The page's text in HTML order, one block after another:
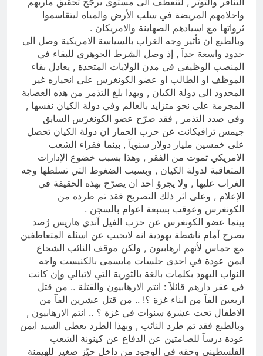
واحلامهم المريضة في سلب الأرض والمياه ليتقاسموا
ثرواتها مع اسيادهم الصهاينة والامريكان .
وبالطبع ان تأثير وجه الغراب بالسياسة الامريكية وصل الى
حدود واسعة جدآ , إذ وصل الشرط الجوهري للبقاء في
المنصب الوظيفي في مدن الولايات المتحدة , يعادل بقاء
الموظف او الطالب او عضو الكونغرس على انحيازه غير
المحدود الى دولة الكيان , وبهذا بلغ التذمر من هذه العصابة
المجرمة على نحو متزايد بالعالم وفي دولة الكيان نفسها ,
وفي صدد التذمر , فقد صرّح عضو الكونغرس السابق
جيمس ترافيكانت عن حزب الحمار ان دولة الكيان تحصل
على خمسين مليار دولار سنويآ , بينما فقراء الشعب
الامريكي تموت من الفقر , وهذا بسبب خضوع الإدارات
المتعاقبة لدولة الكيان , وبسبب الضغوط التي تسلطها وجه
الغراب عليها , ولا يجرؤ احد ان يصرّح بهذه الحقيقة في
الإعلام , وعلى اثر ذلك التصريح فقد تم طرده من
الكونغرس وعوقب بسبعة اعوام بالسجن .
بينما عضو الكونغرس عن حزب الفيل آندي هاريس رُصد
يصرح أمام ناشطة يهودية انه لايجيب عن اسئلة المتعاطفين
مع حماس لأنهم ارهابيون , ولكن موقف النائب الشجاع
ايمن عودة في احدى جلسات مايسمى بالكنيست واجه
النواب اليهود بكلمات بالغة بالثورية التي لاتبالي وإن كانت
في عقر دارهم قائلآ : انتم الارهابيون والقتلة .. من قتل
اربعين الفآ من ابناء غزة ؟! .. من قتل عشرين الفآ من
الاطفال تحت عشرة سنوات في غزة ؟ .. انتم الارهابيون ,
وبالطبع فقد تم طرد النائب , وبهذا الطرد يعطي السيد ايمن
عودة درسآ للصامتين عن الدفاع عن كينونة الشعب
الفلسطيني وحقه في الوجود من داخل حيّز صغير للهيمنة